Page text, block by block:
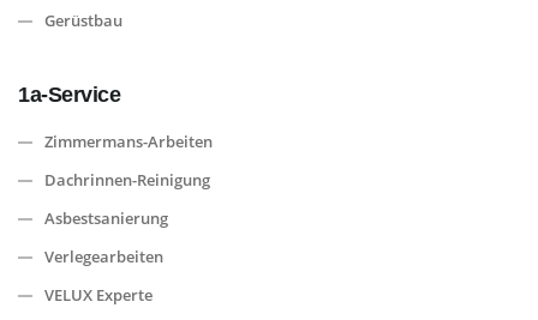
Gerüstbau
1a-Service
Zimmermans-Arbeiten
Dachrinnen-Reinigung
Asbestsanierung
Verlegearbeiten
VELUX Experte